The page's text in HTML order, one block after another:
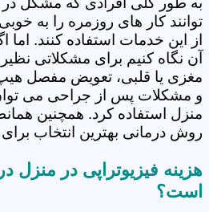
توانند کار های روزمره را به
از این خدمات استفاده کنند. اما
آن نگاه کنیم برای مشکلاتی
مغزی یا قلبی، تعویض مفصل
و مشکلات پس از جراحی می توان
منزل استفاده کرد. همچنین
روش درمانی بهترین انتخاب
هزینه فیزیوتراپی در منزل
است؟